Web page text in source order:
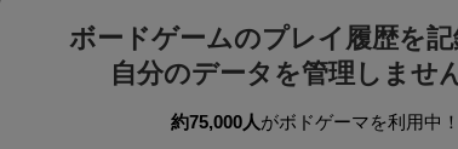
ボードゲームのプレイ履歴を記
自分のデータを管理しませ
約75,000人がボドゲーマを利用中！